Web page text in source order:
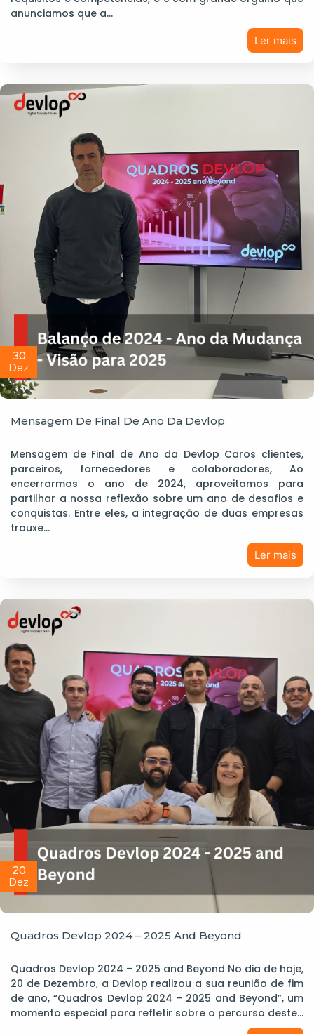
anunciamos que a…
Ler mais
30
Dez
Mensagem De Final De Ano Da Devlop
Mensagem de Final de Ano da Devlop Caros clientes,
parceiros, fornecedores e colaboradores, Ao
encerrarmos o ano de 2024, aproveitamos para
partilhar a nossa reflexão sobre um ano de desafios e
conquistas. Entre eles, a integração de duas empresas
trouxe…
Ler mais
20
Dez
Quadros Devlop 2024 – 2025 And Beyond
Quadros Devlop 2024 – 2025 and Beyond No dia de hoje,
20 de Dezembro, a Devlop realizou a sua reunião de fim
de ano, “Quadros Devlop 2024 – 2025 and Beyond”, um
momento especial para refletir sobre o percurso deste…